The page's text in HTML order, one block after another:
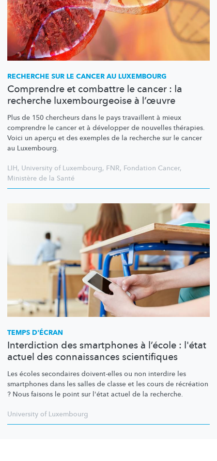
RECHERCHE SUR LE CANCER AU LUXEMBOURG
Comprendre et combattre le cancer : la
recherche luxembourgeoise à l’œuvre
Plus de 150 chercheurs dans le pays travaillent à mieux
comprendre le cancer et à développer de nouvelles thérapies.
Voici un aperçu et des exemples de la recherche sur le cancer
au Luxembourg.
LIH, University of Luxembourg, FNR, Fondation Cancer,
Ministère de la Santé
TEMPS D'ÉCRAN
Interdiction des smartphones à l’école : l'état
actuel des connaissances scientifiques
Les écoles secondaires doivent-elles ou non interdire les
smartphones dans les salles de classe et les cours de récréation
? Nous faisons le point sur l'état actuel de la recherche.
University of Luxembourg